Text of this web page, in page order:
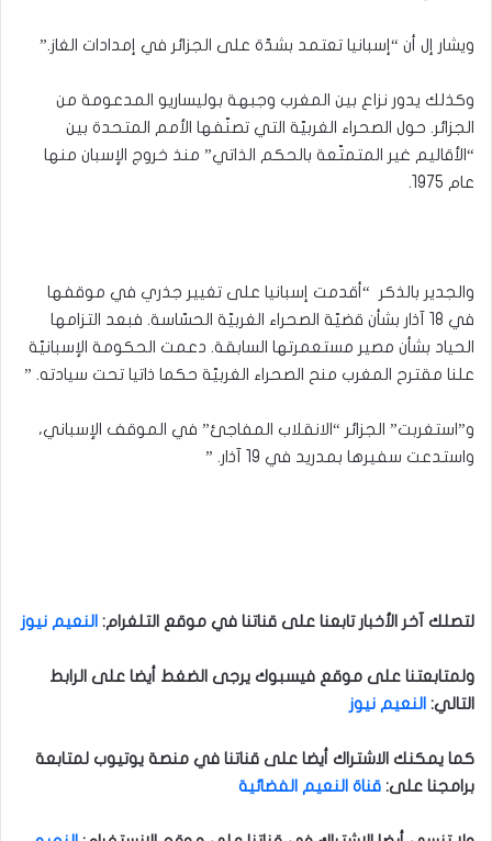
ويشار إل أن “إسبانيا تعتمد بشدّة على الجزائر في إمدادات الغاز.”
وكذلك يدور نزاع بين المغرب وجبهة بوليساريو المدعومة من
الجزائر. حول الصحراء الغربيّة التي تصنّفها الأمم المتحدة بين
“الأقاليم غير المتمتّعة بالحكم الذاتي” منذ خروج الإسبان منها
عام 1975.
والجدير بالذكر “أقدمت إسبانيا على تغيير جذري في موقفها
في 18 آذار بشأن قضيّة الصحراء الغربيّة الحسّاسة. فبعد التزامها
الحياد بشأن مصير مستعمرتها السابقة. دعمت الحكومة الإسبانيّة
علنا مقترح المغرب منح الصحراء الغربيّة حكما ذاتيا تحت سيادته. ”
و”استغربت” الجزائر “الانقلاب المفاجئ” في الموقف الإسباني،
واستدعت سفيرها بمدريد في 19 آذار. ”
لتصلك آخر الأخبار تابعنا على قناتنا في موقع التلغرام: النعيم نيوز
ولمتابعتنا على موقع فيسبوك يرجى الضغط أيضا على الرابط
التالي: النعيم نيوز
كما يمكنك الاشتراك أيضا على قناتنا في منصة يوتيوب لمتابعة
برامجنا على: قناة النعيم الفضائية